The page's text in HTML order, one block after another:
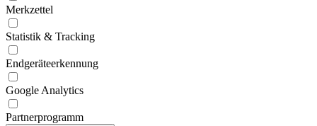
Merkzettel
Statistik & Tracking
Endgeräteerkennung
Google Analytics
Partnerprogramm